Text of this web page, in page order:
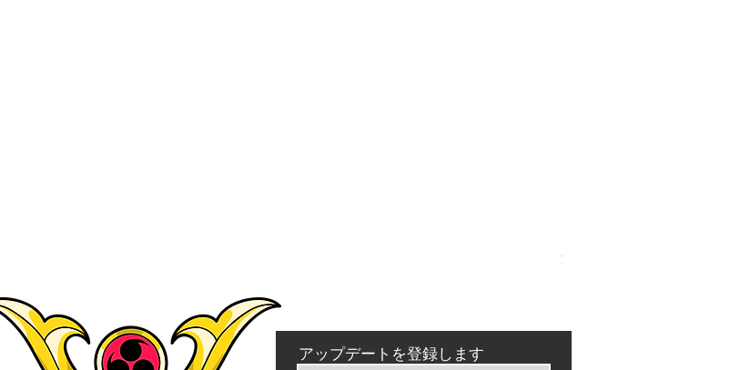
消費税込み
アップデートを登録します